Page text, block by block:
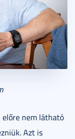
előre nem látható
Azt is